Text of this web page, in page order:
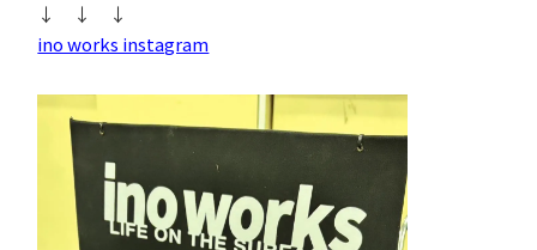
↓ ↓ ↓
ino works instagram